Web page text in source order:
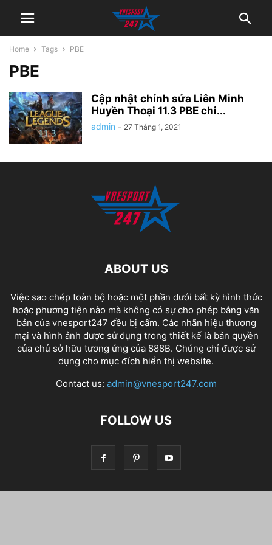
Home Tags PBE
PBE
Cập nhật chỉnh sửa Liên Minh
Huyền Thoại 11.3 PBE chi...
admin - 27 Tháng 1, 2021
ABOUT US
Việc sao chép toàn bộ hoặc một phần dưới bất kỳ hình thức
hoặc phương tiện nào mà không có sự cho phép bằng văn
bản của vnesport247 đều bị cấm. Các nhãn hiệu thương
mại và hình ảnh được sử dụng trong thiết kế là bản quyền
của chủ sở hữu tương ứng của 888B. Chúng chỉ được sử
dụng cho mục đích hiển thị website.
Contact us: admin@vnesport247.com
FOLLOW US